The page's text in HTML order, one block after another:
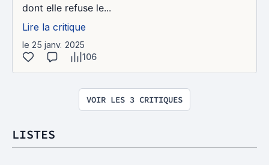
dont elle refuse le...
Lire la critique
le 25 janv. 2025
106
VOIR LES 3 CRITIQUES
LISTES